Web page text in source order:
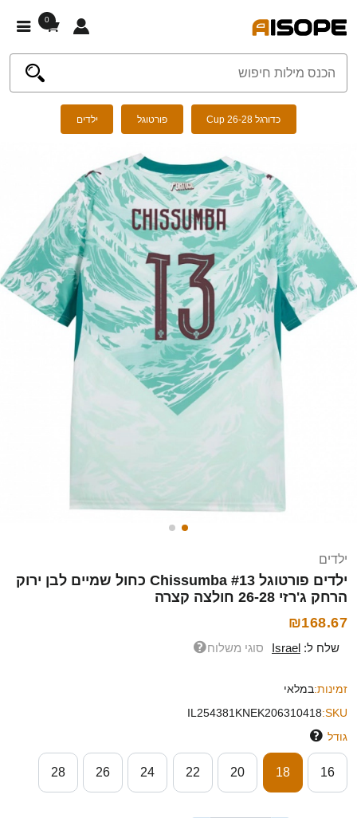
0
כדורגל Cup 26-28 פורטוגל ילדים
ילדים
ילדים פורטוגל Chissumba #13 כחול שמיים לבן ירוק
הרחק ג'רזי 26-28 חולצה קצרה
₪168.67
שלח ל: Israel סוגי משלוח
זמינות:במלאי
SKU:
IL254381KNEK206310418
גודל
16
18
20
22
24
26
28